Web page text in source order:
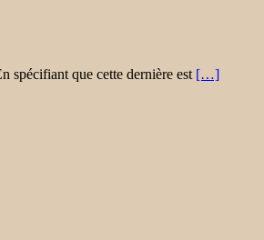
spécifiant que cette dernière est […]